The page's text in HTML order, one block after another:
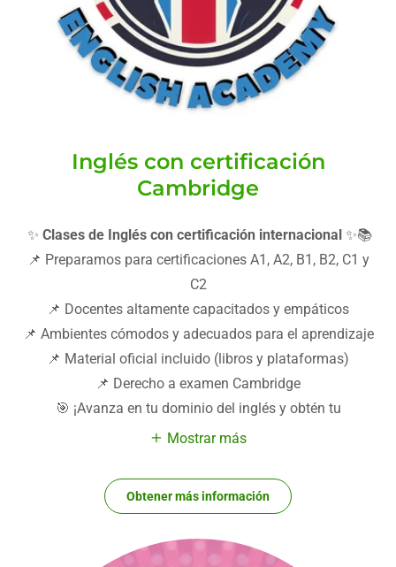
Inglés con certificación
Cambridge
✨ Clases de Inglés con certificación internacional ✨📚
📌 Preparamos para certificaciones A1, A2, B1, B2, C1 y
C2
📌 Docentes altamente capacitados y empáticos
📌 Ambientes cómodos y adecuados para el aprendizaje
📌 Material oficial incluido (libros y plataformas)
📌 Derecho a examen Cambridge
🎯 ¡Avanza en tu dominio del inglés y obtén tu
Mostrar más
Obtener más información